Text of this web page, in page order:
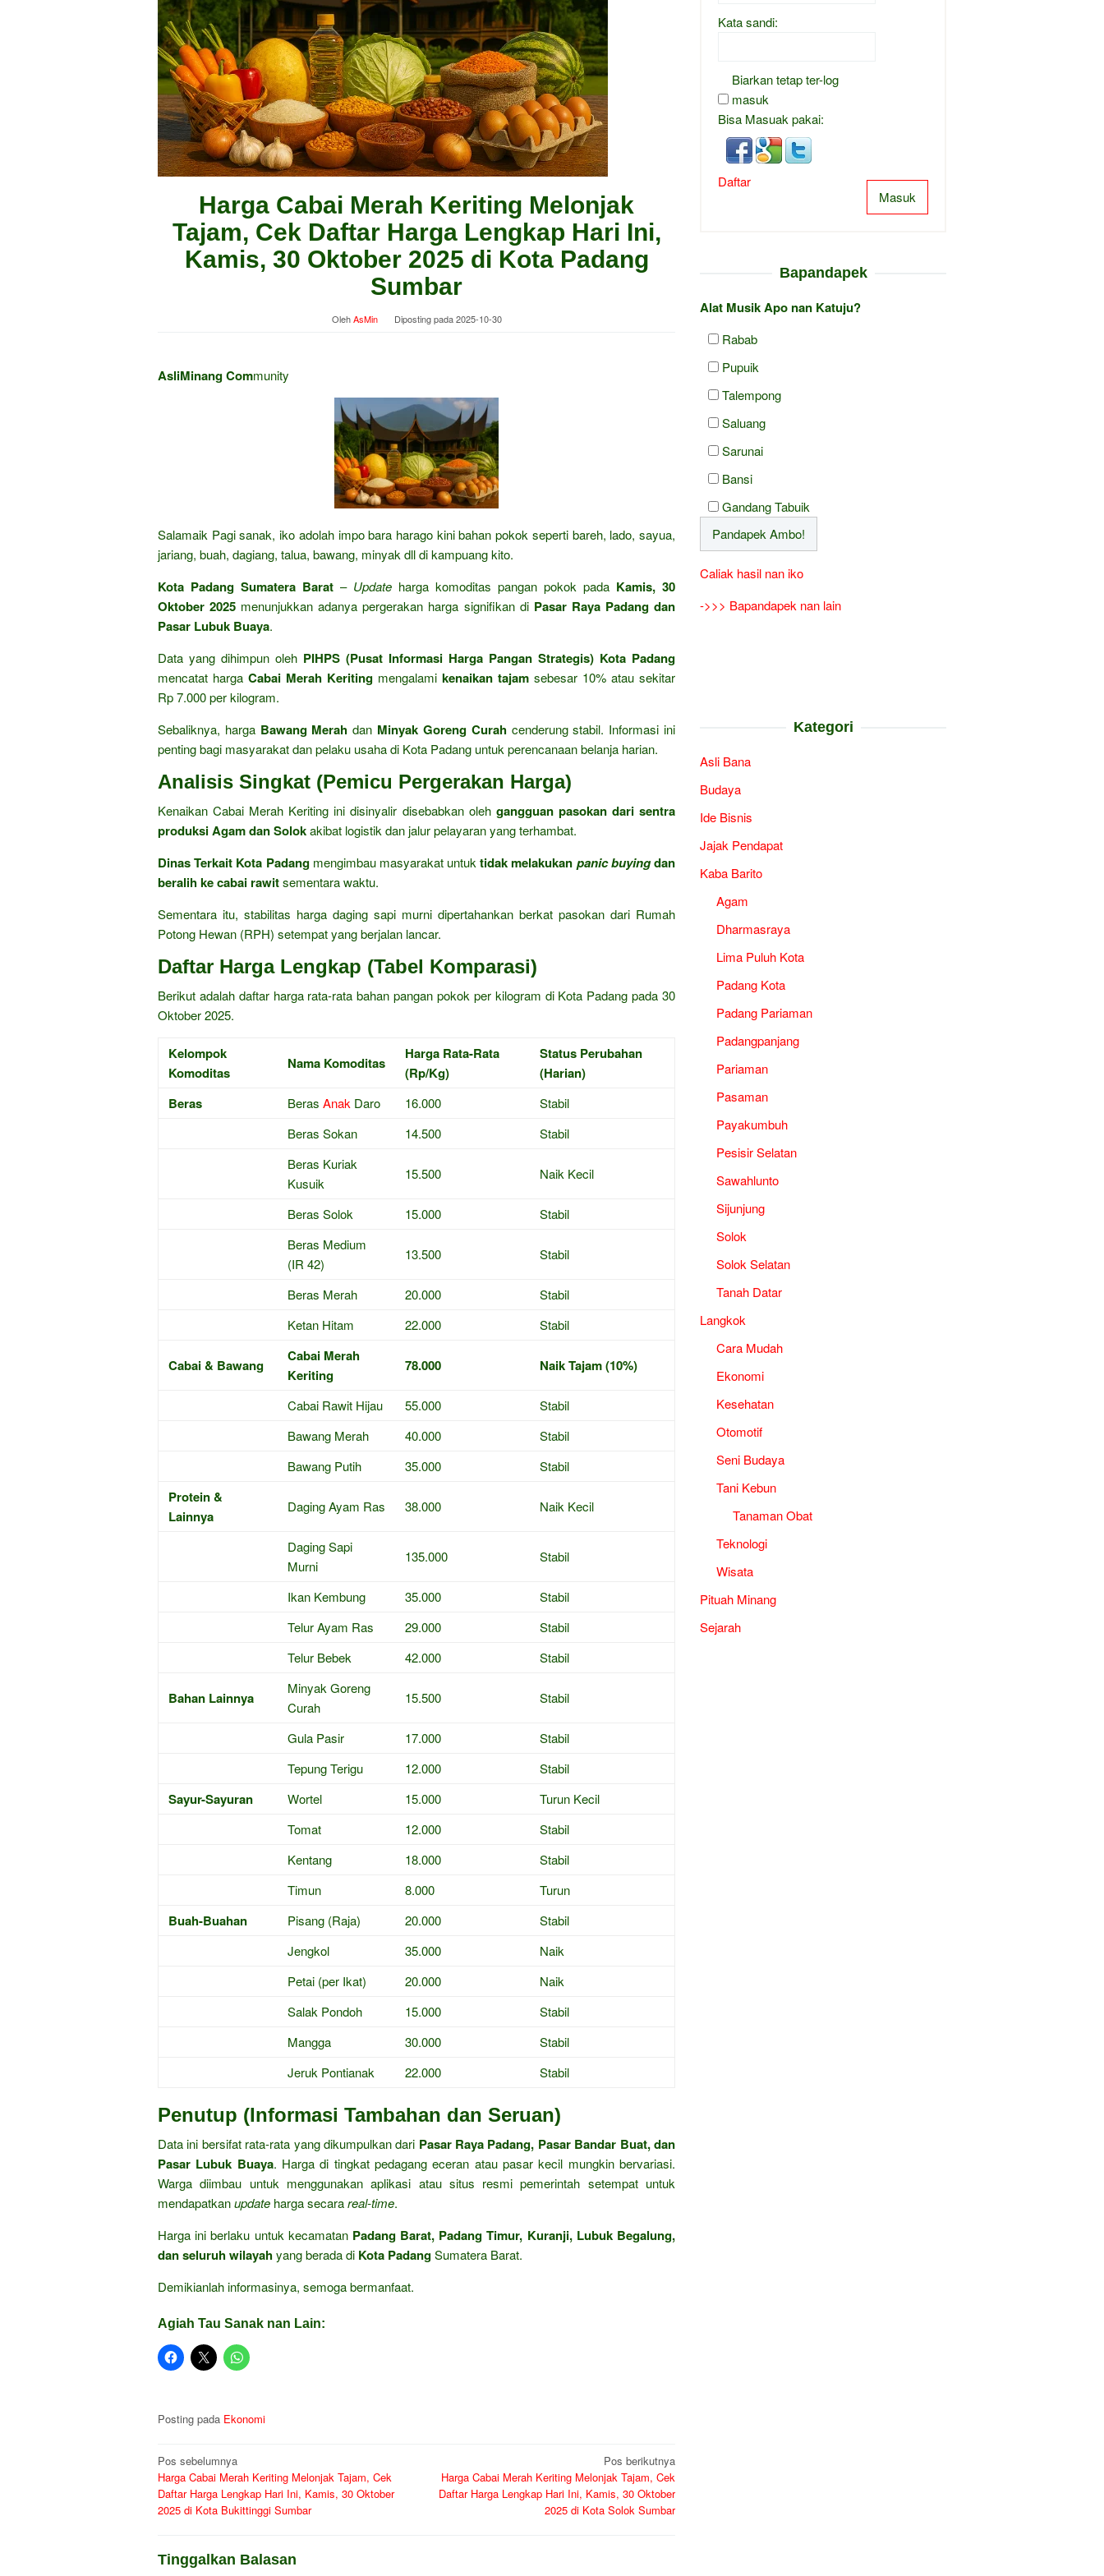
Harga Cabai Merah Keriting Melonjak
Tajam, Cek Daftar Harga Lengkap Hari Ini,
Kamis, 30 Oktober 2025 di Kota Padang
Sumbar
OlehAsMin Diposting pada2025-10-30
AsliMinang Community
Salamaik Pagi sanak, iko adolah impo bara harago kini bahan pokok seperti bareh, lado, sayua,
jariang, buah, dagiang, talua, bawang, minyak dll di kampuang kito.
Kota Padang Sumatera Barat – Update harga komoditas pangan pokok pada Kamis, 30
Oktober 2025 menunjukkan adanya pergerakan harga signifikan di Pasar Raya Padang dan
Pasar Lubuk Buaya.
Data yang dihimpun oleh PIHPS (Pusat Informasi Harga Pangan Strategis) Kota Padang
mencatat harga Cabai Merah Keriting mengalami kenaikan tajam sebesar 10% atau sekitar
Rp 7.000 per kilogram.
Sebaliknya, harga Bawang Merah dan Minyak Goreng Curahcenderung stabil. Informasi ini
penting bagi masyarakat dan pelaku usaha di Kota Padang untuk perencanaan belanja harian.
Analisis Singkat (Pemicu Pergerakan Harga)
Kenaikan Cabai Merah Keriting ini disinyalir disebabkan oleh gangguan pasokan dari sentra
produksi Agam dan Solokakibat logistik dan jalur pelayaran yang terhambat.
Dinas Terkait Kota Padangmengimbau masyarakat untuktidak melakukan panic buyingdan
beralih ke cabai rawitsementara waktu.
Sementara itu, stabilitas harga daging sapi murni dipertahankan berkat pasokan dari Rumah
Potong Hewan (RPH) setempat yang berjalan lancar.
Daftar Harga Lengkap (Tabel Komparasi)
Berikut adalah daftar harga rata-rata bahan pangan pokok per kilogram di Kota Padang pada 30
Oktober 2025.
Kelompok
Komoditas
Nama Komoditas
Harga Rata-Rata
(Rp/Kg)
Status Perubahan
(Harian)
Beras
Beras Anak Daro 16.000
Stabil
Beras Sokan
14.500
Stabil
Beras Kuriak
Kusuik
15.500 Naik Kecil
Beras Solok 15.000
Stabil
Beras Medium
(IR 42)
13.500 Stabil
Beras Merah 20.000
Stabil
Ketan Hitam
22.000 Stabil
Cabai & Bawang
Cabai Merah
Keriting
78.000 Naik Tajam (10%)
Cabai Rawit Hijau 55.000
Stabil
Bawang Merah
40.000
Stabil
Bawang Putih
35.000 Stabil
Protein &
Lainnya
Daging Ayam Ras 38.000 Naik Kecil
Daging Sapi
Murni
135.000 Stabil
Ikan Kembung 35.000
Stabil
Telur Ayam Ras
29.000
Stabil
Telur Bebek
42.000 Stabil
Bahan Lainnya
Minyak Goreng
Curah
15.500 Stabil
Gula Pasir 17.000
Stabil
Tepung Terigu
12.000 Stabil
Sayur-Sayuran Wortel 15.000
Turun Kecil
Tomat
12.000
Stabil
Kentang
18.000
Stabil
Timun
8.000 Turun
Buah-Buahan Pisang (Raja) 20.000
Stabil
Jengkol
35.000
Naik
Petai (per Ikat)
20.000
Naik
Salak Pondoh
15.000
Stabil
Mangga
30.000
Stabil
Jeruk Pontianak
22.000 Stabil
Penutup (Informasi Tambahan dan Seruan)
Data ini bersifat rata-rata yang dikumpulkan dari Pasar Raya Padang, Pasar Bandar Buat, dan
Pasar Lubuk Buaya. Harga di tingkat pedagang eceran atau pasar kecil mungkin bervariasi.
Warga diimbau untuk menggunakan aplikasi atau situs resmi pemerintah setempat untuk
mendapatkanupdate harga secarareal-time.
Harga ini berlaku untuk kecamatan Padang Barat, Padang Timur, Kuranji, Lubuk Begalung,
dan seluruh wilayahyang berada di Kota PadangSumatera Barat.
Demikianlah informasinya, semoga bermanfaat.
Agiah Tau Sanak nan Lain:
Posting pada Ekonomi
Navigasi
pos
Pos sebelumnya
Harga Cabai Merah Keriting Melonjak Tajam, Cek
Daftar Harga Lengkap Hari Ini, Kamis, 30 Oktober
2025 di Kota Bukittinggi Sumbar
Pos berikutnya
Harga Cabai Merah Keriting Melonjak Tajam, Cek
Daftar Harga Lengkap Hari Ini, Kamis, 30 Oktober
2025 di Kota Solok Sumbar
Tinggalkan Balasan
Kata sandi:
Biarkan tetap ter-log
masuk
Bisa Masuak pakai:
Masuk
Daftar
Bapandapek
Alat Musik Apo nan Katuju?
Rabab
Pupuik
Talempong
Saluang
Sarunai
Bansi
Gandang Tabuik
Caliak hasil nan iko
->>> Bapandapek nan lain
Kategori
Asli Bana
Budaya
Ide Bisnis
Jajak Pendapat
Kaba Barito
Agam
Dharmasraya
Lima Puluh Kota
Padang Kota
Padang Pariaman
Padangpanjang
Pariaman
Pasaman
Payakumbuh
Pesisir Selatan
Sawahlunto
Sijunjung
Solok
Solok Selatan
Tanah Datar
Langkok
Cara Mudah
Ekonomi
Kesehatan
Otomotif
Seni Budaya
Tani Kebun
Tanaman Obat
Teknologi
Wisata
Pituah Minang
Sejarah